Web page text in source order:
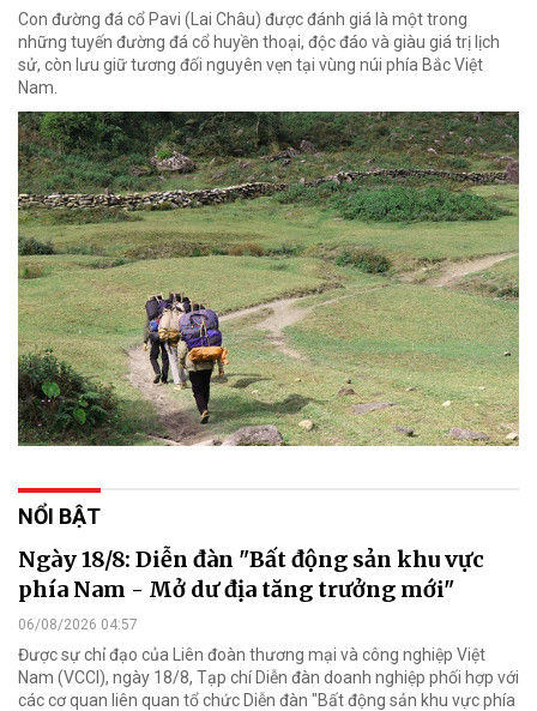
Con đường đá cổ Pavi (Lai Châu) được đánh giá là một trong
những tuyến đường đá cổ huyền thoại, độc đáo và giàu giá trị lịch
sử, còn lưu giữ tương đối nguyên vẹn tại vùng núi phía Bắc Việt
Nam.
NỔI BẬT
Ngày 18/8: Diễn đàn "Bất động sản khu vực
phía Nam - Mở dư địa tăng trưởng mới"
06/08/2026 04:57
Được sự chỉ đạo của Liên đoàn thương mại và công nghiệp Việt
Nam (VCCI), ngày 18/8, Tạp chí Diễn đàn doanh nghiệp phối hợp với
các cơ quan liên quan tổ chức Diễn đàn "Bất động sản khu vực phía